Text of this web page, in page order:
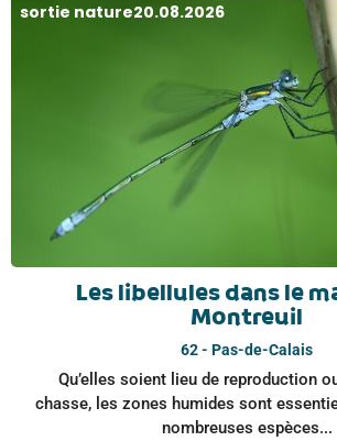
sortie nature20.08.2026
Les libellules dans le
Montreuil
62 - Pas-de-Calais
Qu’elles soient lieu de reproduction
chasse, les zones humides sont
nombreuses espèces...